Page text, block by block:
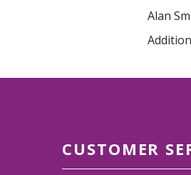
Alan
CUSTOMER